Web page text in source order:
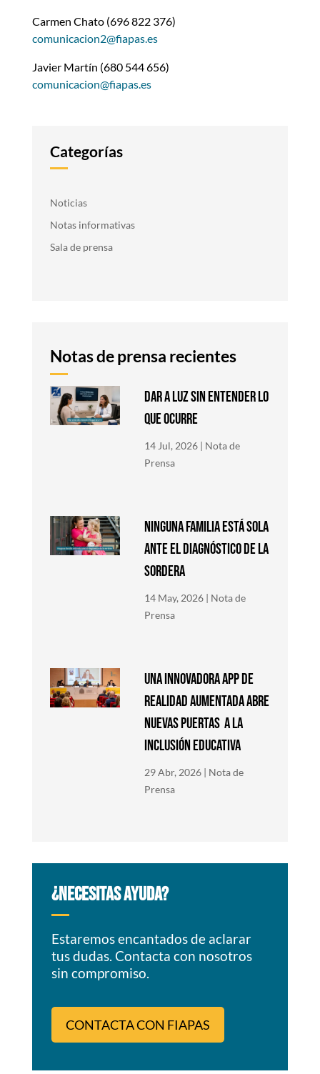
Carmen Chato (696 822 376)
comunicacion2@fiapas.es
Javier Martín (680 544 656)
comunicacion@fiapas.es
Categorías
Noticias
Notas informativas
Sala de prensa
DAR A LUZ SIN ENTENDER LO
QUE OCURRE
14 Jul, 2026 | Nota de
Prensa
NINGUNA FAMILIA ESTÁ SOLA
ANTE EL DIAGNÓSTICO DE LA
SORDERA
14 May, 2026 | Nota de
Prensa
Una innovadora app de
Realidad Aumentada abre
nuevas puertas a la
inclusión educativa
29 Abr, 2026 | Nota de
Prensa
Notas de prensa recientes
¿NECESITAS AYUDA?
Estaremos encantados de aclarar
tus dudas. Contacta con nosotros
sin compromiso.
CONTACTA CON FIAPAS